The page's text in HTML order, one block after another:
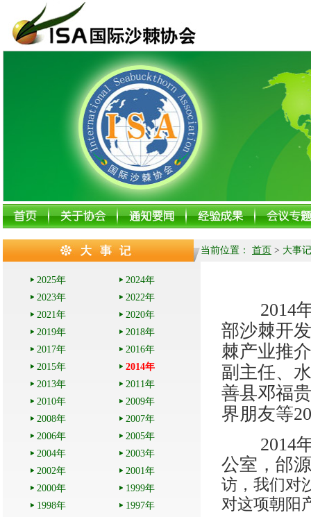
当前位置： 首页 > 大事记
2025年
2024年
2023年
2022年
2021年
2020年
2019年
2018年
2017年
2016年
2015年
2014年
2013年
2011年
2010年
2009年
2008年
2007年
2006年
2005年
2004年
2003年
2002年
2001年
2000年
1999年
1998年
1997年
2014
部沙棘开
棘产业推
副主任、
善县邓福
界朋友等
2014
公室，邰
访，我们对
对这项朝阳